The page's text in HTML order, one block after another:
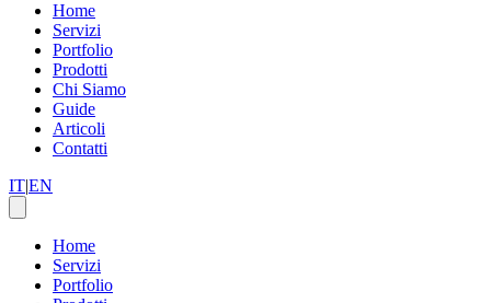
Home
Servizi
Portfolio
Prodotti
Chi Siamo
Guide
Articoli
Contatti
IT|EN
Home
Servizi
Portfolio